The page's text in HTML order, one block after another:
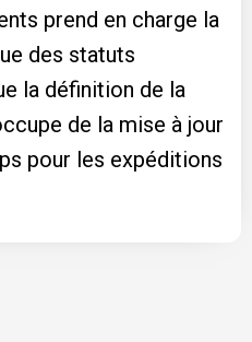
prend en charge la
des statuts
la définition de la
de la mise à jour
pour les expéditions